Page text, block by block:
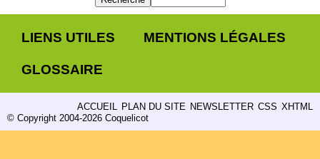
LIENS UTILES MENTIONS LÉGALES
GLOSSAIRE
ACCUEIL PLAN DU SITE NEWSLETTER CSS XHTML
© Copyright 2004-2026 Coquelicot